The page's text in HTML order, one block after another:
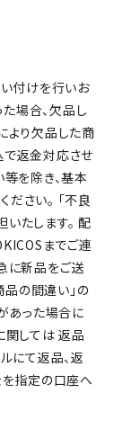
い付けを行いお
場合、欠品し
より欠品した商
返金対応させ
を除き、基本
さい。 「不良
たします。 配
までご連
に新品をご送
品の間違い」の
あった場合に
関しては 返品
にて返品、返
を指定の口座へ